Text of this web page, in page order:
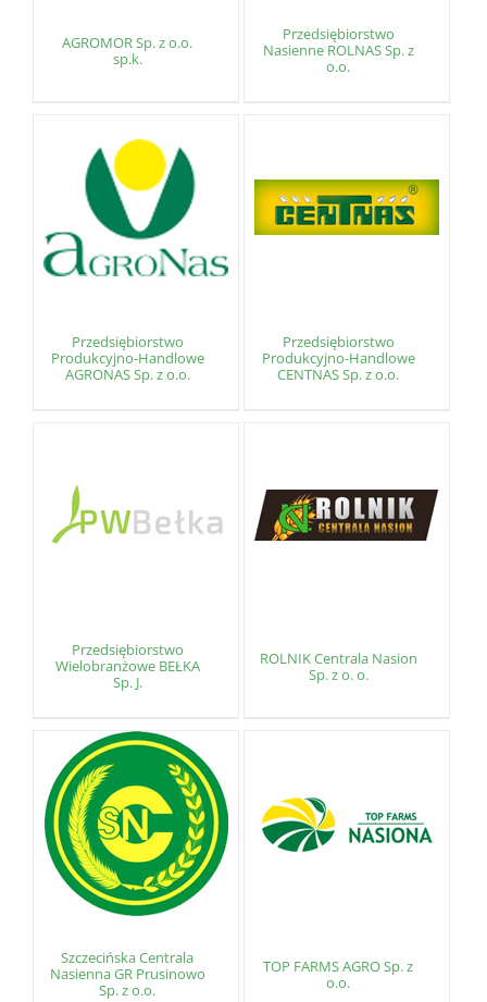
AGROMOR Sp. z o.o.
sp.k.
Przedsiębiorstwo
Nasienne ROLNAS Sp. z
o.o.
Przedsiębiorstwo
Produkcyjno-Handlowe
AGRONAS Sp. z o.o.
Przedsiębiorstwo
Produkcyjno-Handlowe
CENTNAS Sp. z o.o.
Przedsiębiorstwo
Wielobranżowe BEŁKA
Sp. J.
ROLNIK Centrala Nasion
Sp. z o. o.
Szczecińska Centrala
Nasienna GR Prusinowo
Sp. z o.o.
TOP FARMS AGRO Sp. z
o.o.